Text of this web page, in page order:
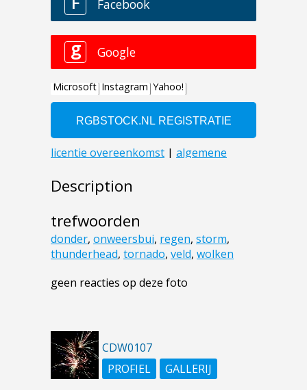
Description
trefwoorden
donder, onweersbui, regen, storm,
thunderhead, tornado, veld, wolken
geen reacties op deze foto
CDW0107
PROFIEL
GALLERIJ